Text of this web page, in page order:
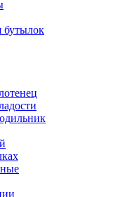
бутылок